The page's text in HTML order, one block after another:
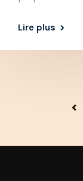
Lire plus